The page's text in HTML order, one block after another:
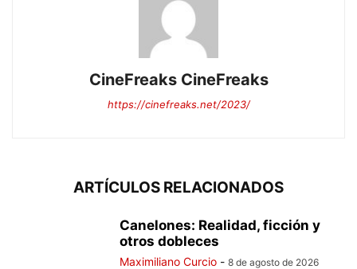
CineFreaks CineFreaks
https://cinefreaks.net/2023/
ARTÍCULOS RELACIONADOS
Canelones: Realidad, ficción y
otros dobleces
Maximiliano Curcio - 8 de agosto de 2026